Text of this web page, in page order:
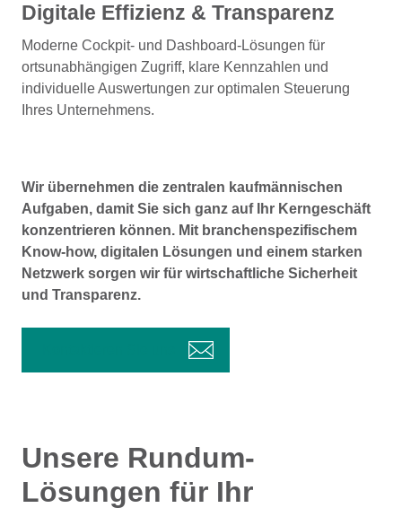
Digitale Effizienz & Transparenz
Moderne Cockpit- und Dashboard-Lösungen für
ortsunabhängigen Zugriff, klare Kennzahlen und
individuelle Auswertungen zur optimalen Steuerung
Ihres Unternehmens.
Wir übernehmen die zentralen kaufmännischen
Aufgaben, damit Sie sich ganz auf Ihr Kerngeschäft
konzentrieren können. Mit branchenspezifischem
Know-how, digitalen Lösungen und einem starken
Netzwerk sorgen wir für wirtschaftliche Sicherheit
und Transparenz.
Unsere Rundum-
Lösungen für Ihr